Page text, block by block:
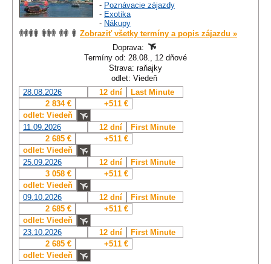
- Poznávacie zájazdy
- Exotika
- Nákupy
Zobraziť všetky termíny a popis zájazdu »
Doprava:
Termíny od: 28.08., 12 dňové
Strava: raňajky
odlet: Viedeň
28.08.2026
12 dní
Last Minute
2 834 €
+511 €
odlet: Viedeň
11.09.2026
12 dní
First Minute
2 685 €
+511 €
odlet: Viedeň
25.09.2026
12 dní
First Minute
3 058 €
+511 €
odlet: Viedeň
09.10.2026
12 dní
First Minute
2 685 €
+511 €
odlet: Viedeň
23.10.2026
12 dní
First Minute
2 685 €
+511 €
odlet: Viedeň